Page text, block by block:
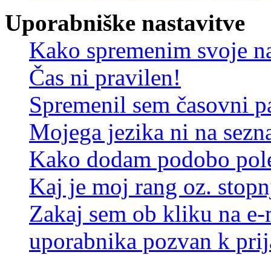
Uporabniške nastavitve
Kako spremenim svoje
Čas ni pravilen!
Spremenil sem časovni
Mojega jezika ni na
Kako dodam podobo
Kaj je moj rang oz.
Zakaj sem ob kliku na
uporabnika pozvan k